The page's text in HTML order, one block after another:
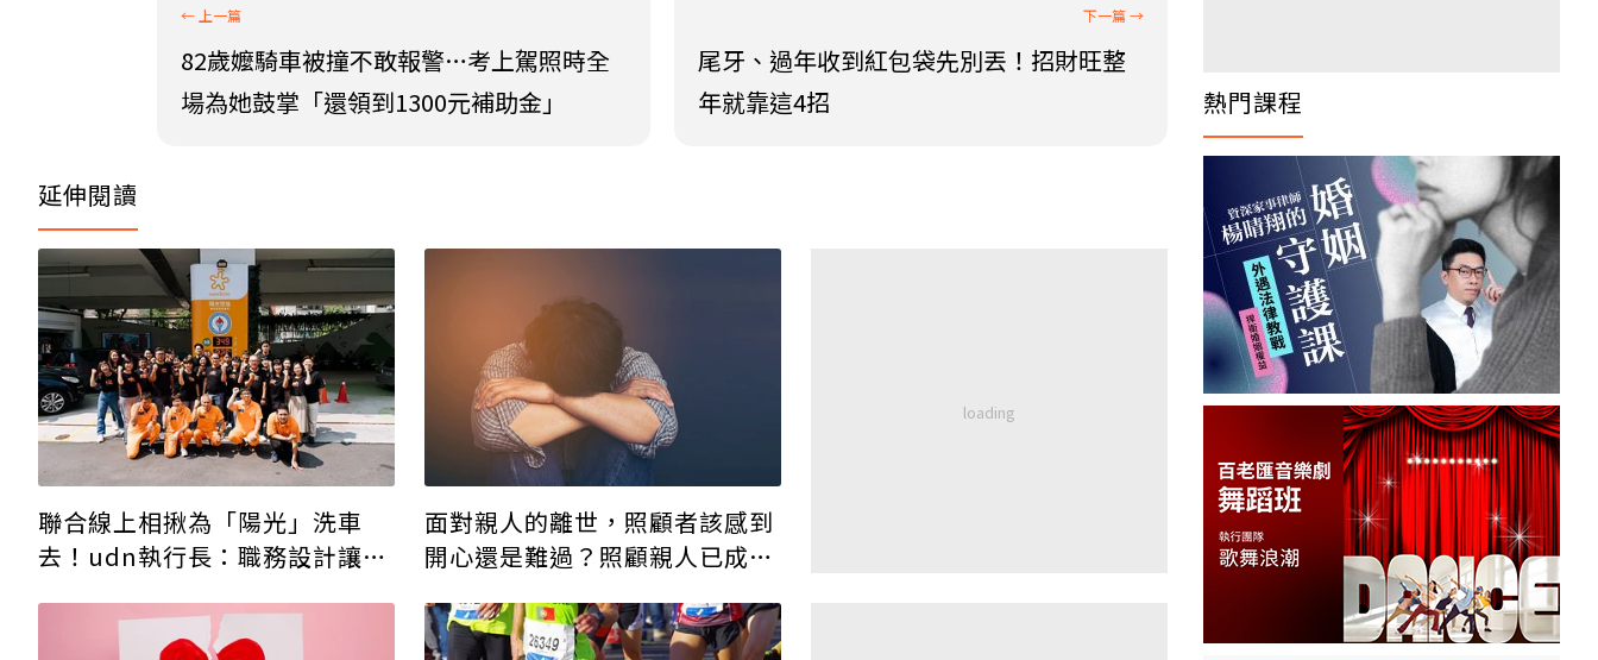
82歲嬤騎車被撞不敢報警…考上駕照時全
場為她鼓掌「還領到1300元補助金」
尾牙、過年收到紅包袋先別丟！招財旺整
年就靠這4招
延伸閱讀
聯合線上相揪為「陽光」洗車
去！udn執行長：職務設計讓企
面對親人的離世，照顧者該感到
開心還是難過？照顧親人已成習
生活重心
熱門課程